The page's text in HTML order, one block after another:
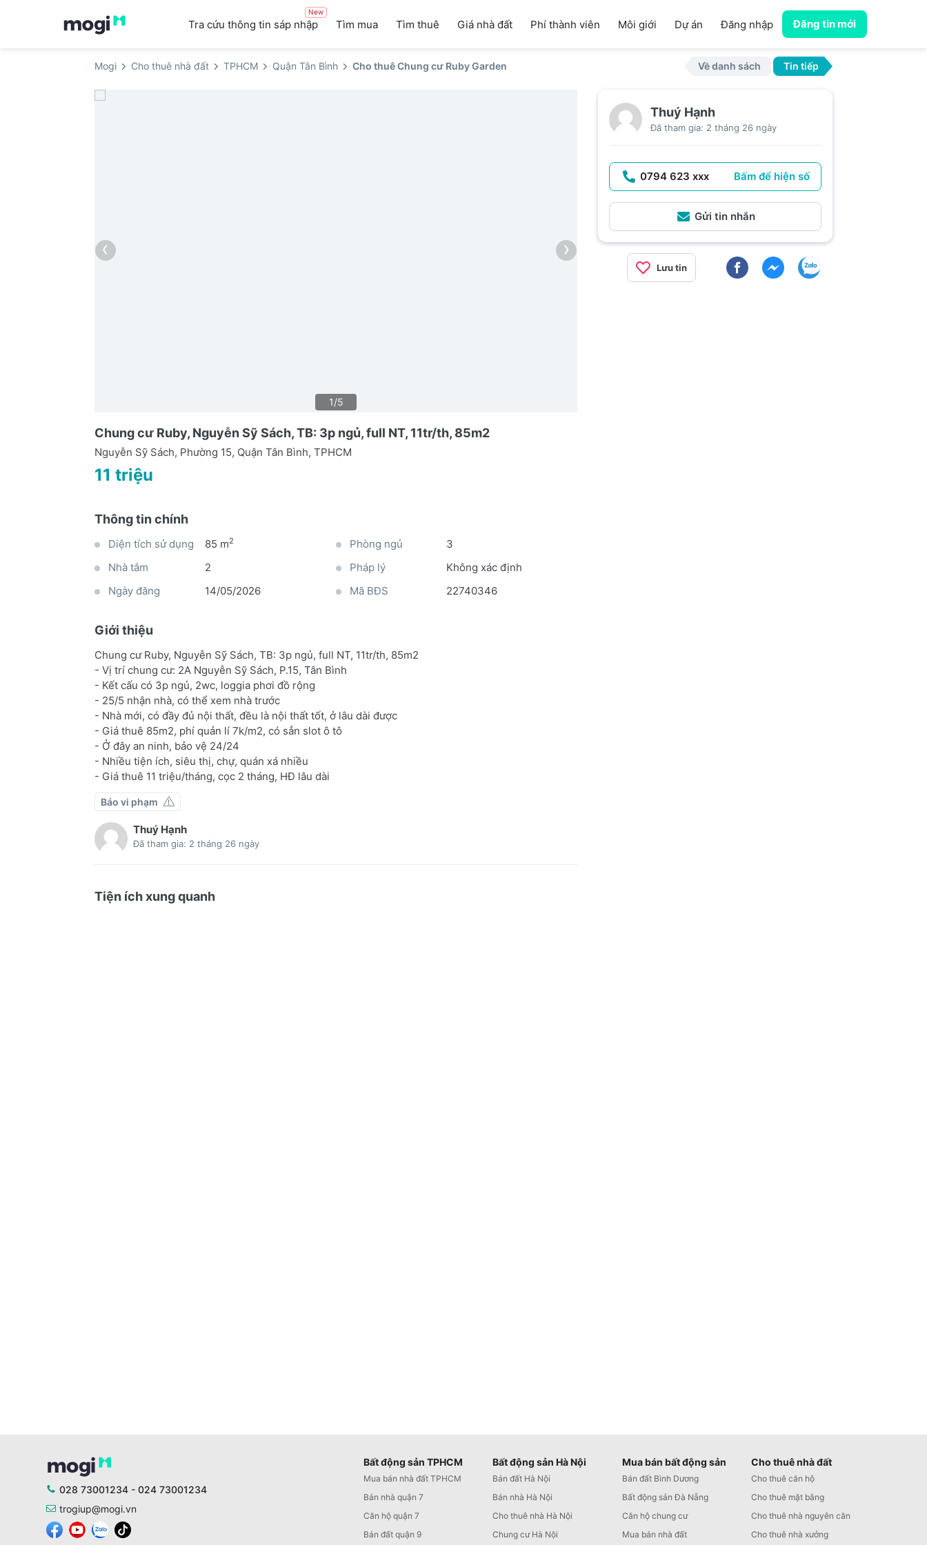
Tra cứu thông tin sáp nhập
New
Tìm mua Tìm thuê Giá nhà đất Phí thành viên Môi giới Dự án Đăng nhập Đăng tin mới
Mogi Cho thuê nhà đất TPHCM Quận Tân Bình Cho thuê Chung cư Ruby Garden Về danh sách Tin tiếp
‹ ›
1/5
Chung cư Ruby, Nguyễn Sỹ Sách, TB: 3p ngủ, full NT, 11tr/th, 85m2
Nguyễn Sỹ Sách, Phường 15, Quận Tân Bình, TPHCM
11 triệu
Thông tin chính
Diện tích sử dụng 85 m2 Phòng ngủ
3
Nhà tắm
2 Pháp lý
Không xác định
Ngày đăng
14/05/2026 Mã BĐS 22740346
Giới thiệu
Chung cư Ruby, Nguyễn Sỹ Sách, TB: 3p ngủ, full NT, 11tr/th, 85m2
- Vị trí chung cư: 2A Nguyễn Sỹ Sách, P.15, Tân Bình
- Kết cấu có 3p ngủ, 2wc, loggia phơi đồ rộng
- 25/5 nhận nhà, có thể xem nhà trước
- Nhà mới, có đầy đủ nội thất, đều là nội thất tốt, ở lâu dài được
- Giá thuê 85m2, phí quản lí 7k/m2, có sẳn slot ô tô
- Ở đây an ninh, bảo vệ 24/24
- Nhiều tiện ích, siêu thị, chự, quán xá nhiều
- Giá thuê 11 triệu/tháng, cọc 2 tháng, HĐ lâu dài
Báo vi phạm
Thuý Hạnh
Đã tham gia: 2 tháng 26 ngày
Tiện ích xung quanh
Thuý Hạnh
Đã tham gia: 2 tháng 26 ngày
0794 623 xxx Bấm để hiện số
Gửi tin nhắn
Lưu tin
Bất động sản TPHCM
Mua bán nhà đất TPHCM
Bán nhà quận 7
Căn hộ quận 7
Bán đất quận 9
Bất động sản Hà Nội
Bán đất Hà Nội
Bán nhà Hà Nội
Cho thuê nhà Hà Nội
Chung cư Hà Nội
Mua bán bất động sản
Bán đất Bình Dương
Bất động sản Đà Nẵng
Căn hộ chung cư
Mua bán nhà đất
Cho thuê nhà đất
Cho thuê căn hộ
Cho thuê mặt bằng
Cho thuê nhà nguyên căn
Cho thuê nhà xưởng
028 73001234 - 024 73001234
trogiup@mogi.vn